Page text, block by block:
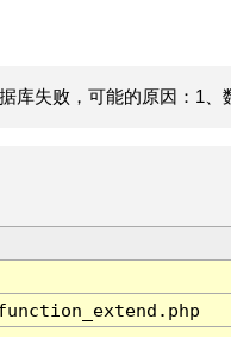
库失败，可能的原因：1、